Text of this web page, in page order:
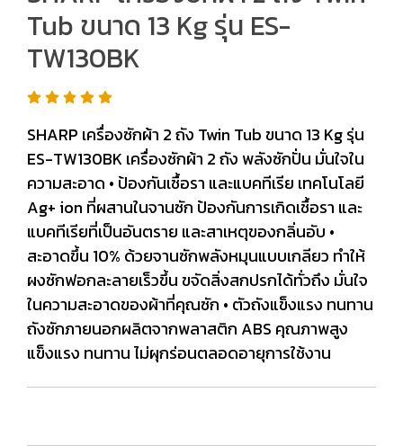
Tub ขนาด 13 Kg รุ่น ES-
TW130BK
SHARP เครื่องซักผ้า 2 ถัง Twin Tub ขนาด 13 Kg รุ่น
ES-TW130BK เครื่องซักผ้า 2 ถัง พลังซักปั่น มั่นใจใน
ความสะอาด • ป้องกันเชื้อรา และแบคทีเรีย เทคโนโลยี
Ag+ ion ที่ผสานในจานซัก ป้องกันการเกิดเชื้อรา และ
แบคทีเรียที่เป็นอันตราย และสาเหตุของกลิ่นอับ •
สะอาดขึ้น 10% ด้วยจานซักพลังหมุนแบบเกลียว ทำให้
ผงซักฟอกละลายเร็วขึ้น ขจัดสิ่งสกปรกได้ทั่วถึง มั่นใจ
ในความสะอาดของผ้าที่คุณซัก • ตัวถังแข็งแรง ทนทาน
ถังซักภายนอกผลิตจากพลาสติก ABS คุณภาพสูง
แข็งแรง ทนทาน ไม่ผุกร่อนตลอดอายุการใช้งาน